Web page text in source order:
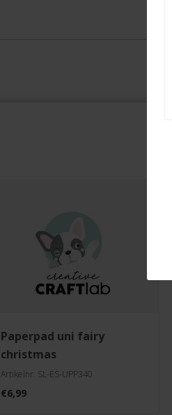
paperpad uni fairy
christmas
Artikelnr. SL-ES-UPP340
€6,99